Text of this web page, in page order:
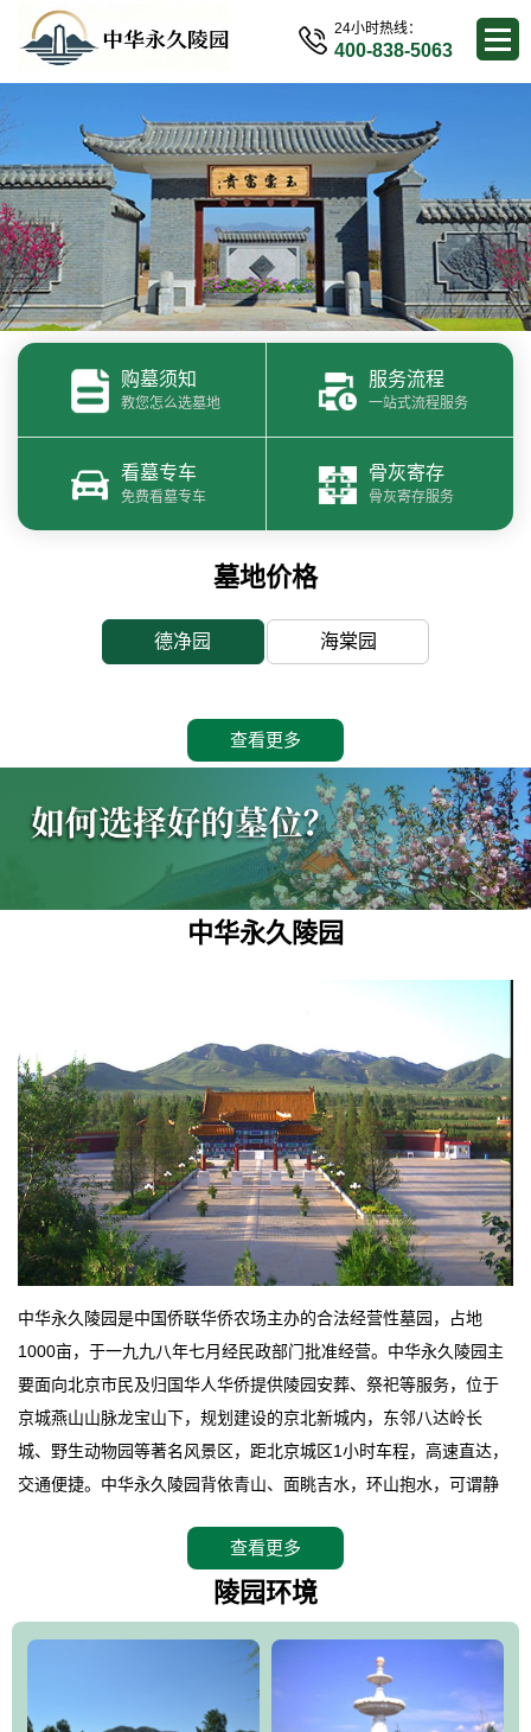
24小时热线：
400-838-5063
购墓须知
教您怎么选墓地
服务流程
一站式流程服务
看墓专车
免费看墓专车
骨灰寄存
骨灰寄存服务
墓地价格
德净园 海棠园
查看更多
中华永久陵园
中华永久陵园是中国侨联华侨农场主办的合法经营性墓园，占地
1000亩，于一九九八年七月经民政部门批准经营。中华永久陵园主
要面向北京市民及归国华人华侨提供陵园安葬、祭祀等服务，位于
京城燕山山脉龙宝山下，规划建设的京北新城内，东邻八达岭长
城、野生动物园等著名风景区，距北京城区1小时车程，高速直达，
交通便捷。中华永久陵园背依青山、面眺吉水，环山抱水，可谓静
地。在总体设计上完全以中国传统文化作为前渠，由三条山脊环绕
而成，宛如一把太师椅，呈坐南朝北向，左青龙，右白虎，前朱
环绕挡住了外界的风吹，流动的生气遇到官厅的水又止住了，正好
符合山环水抱，藏风纳气的要求。中华永久陵园风景庄重典雅、气
势如宏，是华北地区最大的平川式墓园，陵园以皇家建筑风格为载
查看更多
陵园环境